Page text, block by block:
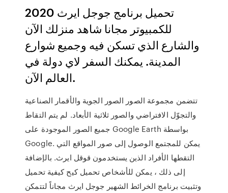
تحميل برنامج جوجل ايرث 2020
للكمبيوتر مجانا شاهد منزلك الآن
والشارع الذي تسكن فيه وجميع شوارع
المدينة. يمكنك السفر لاي دولة في
العالم الآن.
تتضمن مجموعة الصور الصور الجوية والأقمار الصناعية
والتجوّل الافتراضي والصور ثلاثية الأبعاد. لم يتم التقاط
جميع الصور الموجودة على Google Earth بواسطة
Google. يمكن للمجتمع الوصول إلى صور المواقع التي
التقطها الأفراد الذين يستخدمون قوقل ايرث. بالإضافة
إلى ذلك ، يمكن للأشخاص تحميل كيح كيفية تحميل
وتثبيت برنامج الخرائط الشهير جوجل ايرث مجاناً لتتمكن